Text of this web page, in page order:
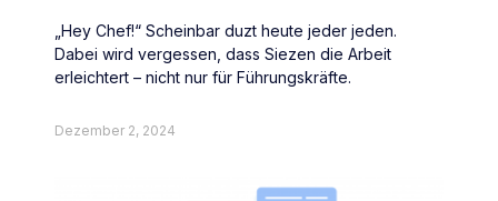
„Hey Chef!“ Scheinbar duzt heute jeder jeden.
Dabei wird vergessen, dass Siezen die Arbeit
erleichtert – nicht nur für Führungskräfte.
Dezember 2, 2024